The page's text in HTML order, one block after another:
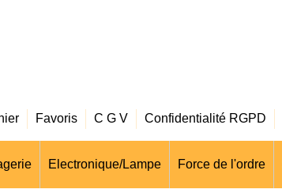
Favoris C G V Confidentialité RGPD
Electronique/Lampe Force de l'ordre